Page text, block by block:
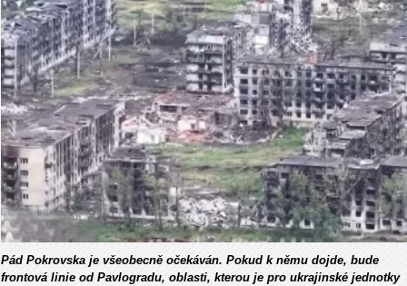
Pád Pokrovska je všeobecně očekáván. Pokud k němu dojde, bude
frontová linie od Pavlogradu, oblasti, kterou je pro ukrajinské jednotky